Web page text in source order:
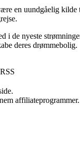
en uundgåelig
nyeste
deres drømmebolig.
RSS